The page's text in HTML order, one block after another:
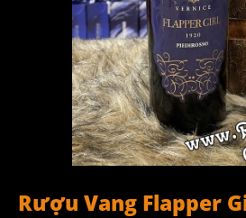
Rượu Vang Flapper